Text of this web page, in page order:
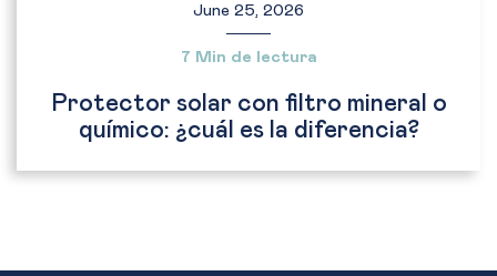
June 25, 2026
7 Min de lectura
Protector solar con filtro mineral o
químico: ¿cuál es la diferencia?